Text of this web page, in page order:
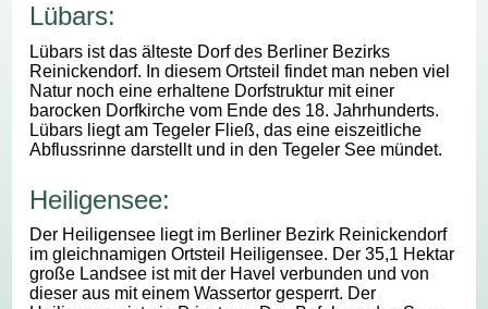
Lübars:
Lübars ist das älteste Dorf des Berliner Bezirks
Reinickendorf. In diesem Ortsteil findet man neben viel
Natur noch eine erhaltene Dorfstruktur mit einer
barocken Dorfkirche vom Ende des 18. Jahrhunderts.
Lübars liegt am Tegeler Fließ, das eine eiszeitliche
Abflussrinne darstellt und in den Tegeler See mündet.
Heiligensee:
Der Heiligensee liegt im Berliner Bezirk Reinickendorf
im gleichnamigen Ortsteil Heiligensee. Der 35,1 Hektar
große Landsee ist mit der Havel verbunden und von
dieser aus mit einem Wassertor gesperrt. Der